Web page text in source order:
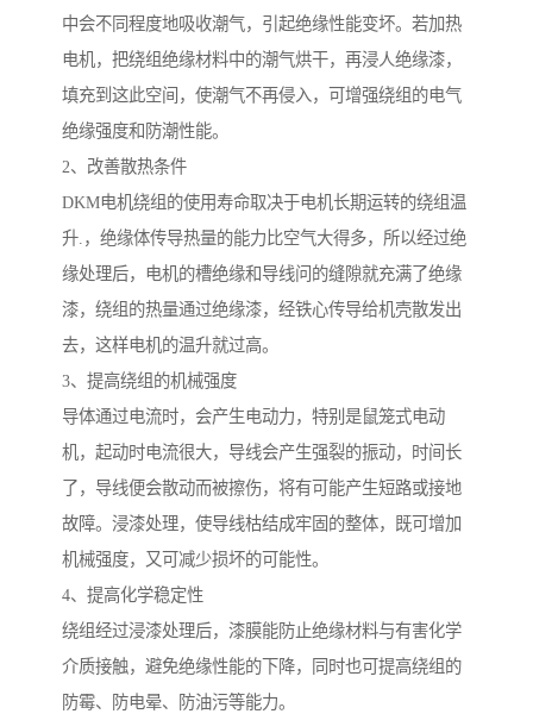
中会不同程度地吸收潮气，引起绝缘性能变坏。若加热
电机，把绕组绝缘材料中的潮气烘干，再浸人绝缘漆，
填充到这此空间，使潮气不再侵入，可增强绕组的电气
绝缘强度和防潮性能。
2、改善散热条件
DKM电机绕组的使用寿命取决于电机长期运转的绕组温
升.，绝缘体传导热量的能力比空气大得多，所以经过绝
缘处理后，电机的槽绝缘和导线问的缝隙就充满了绝缘
漆，绕组的热量通过绝缘漆，经铁心传导给机壳散发出
去，这样电机的温升就过高。
3、提高绕组的机械强度
导体通过电流时，会产生电动力，特别是鼠笼式电动
机，起动时电流很大，导线会产生强裂的振动，时间长
了，导线便会散动而被擦伤，将有可能产生短路或接地
故障。浸漆处理，使导线枯结成牢固的整体，既可增加
机械强度，又可减少损坏的可能性。
4、提高化学稳定性
绕组经过浸漆处理后，漆膜能防止绝缘材料与有害化学
介质接触，避免绝缘性能的下降，同时也可提高绕组的
防霉、防电晕、防油污等能力。